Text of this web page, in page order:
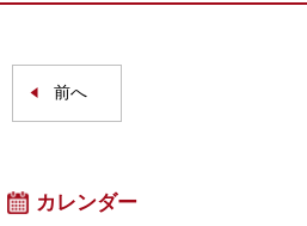
前へ
カレンダー